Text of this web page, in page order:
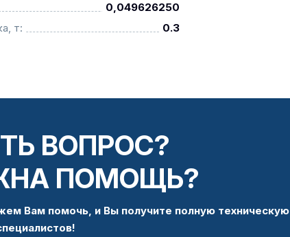
0,049626250
т:
0.3
ВОПРОС?
ПОМОЩЬ?
Вам помочь, и Вы получите полную техническую